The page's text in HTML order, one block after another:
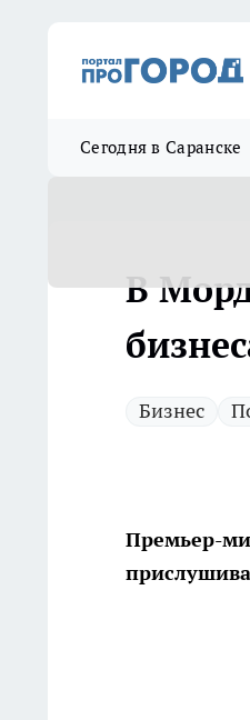
Сегодня в Саранске
В
Бизнес
Премьер-